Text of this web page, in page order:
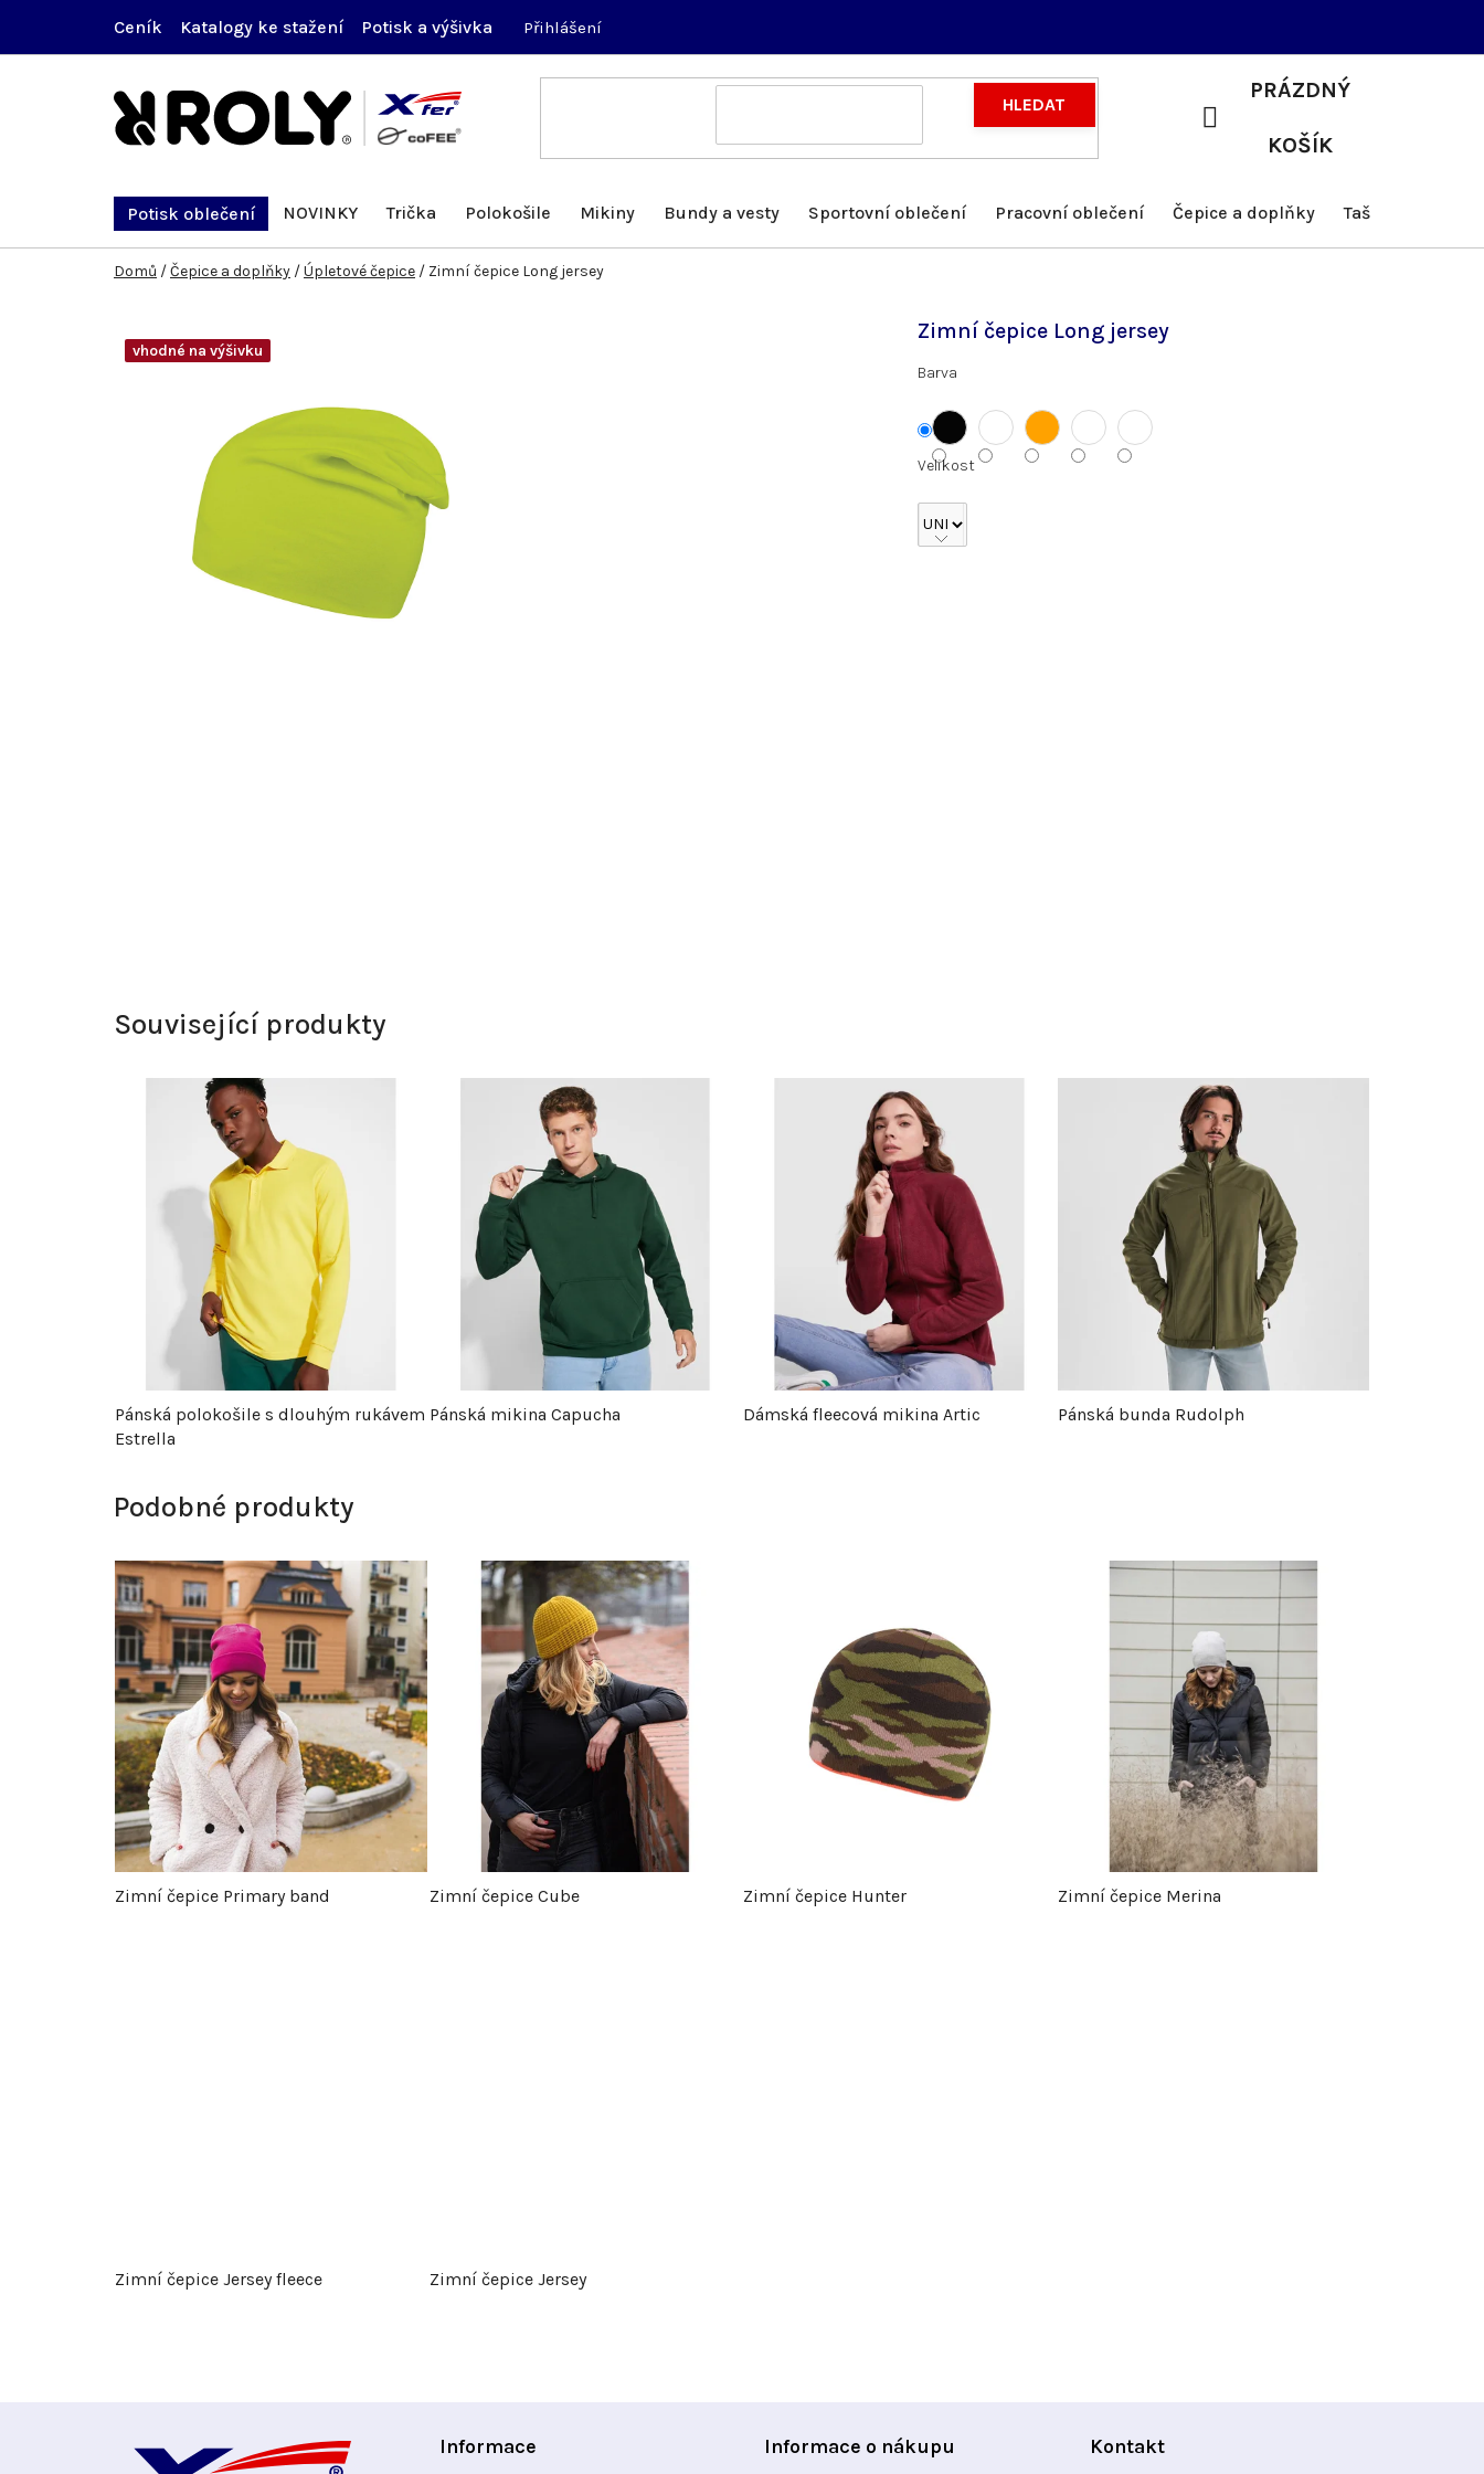
obsah
Ceník Katalogy ke stažení Potisk a výšivka Přihlášení
HLEDAT
NÁKUPNÍ
PRÁZDNÝ
KOŠÍK
Potisk oblečení NOVINKY Trička Polokošile Mikiny Bundy a vesty Sportovní oblečení Pracovní oblečení Čepice a doplňky Tašky a batohy
Domů /Čepice a doplňky /Úpletové čepice / Zimní čepice Long jersey
Zimní čepice Long jersey
Barva
Velikost
vhodné na výšivku
Související produkty
Pánská polokošile s dlouhým rukávem
Estrella
Pánská mikina Capucha Dámská fleecová mikina Artic Pánská bunda Rudolph
Podobné produkty
Zimní čepice Primary band Zimní čepice Cube Zimní čepice Hunter Zimní čepice Merina
Zimní čepice Jersey fleece Zimní čepice Jersey
Informace Informace o nákupu Kontakt